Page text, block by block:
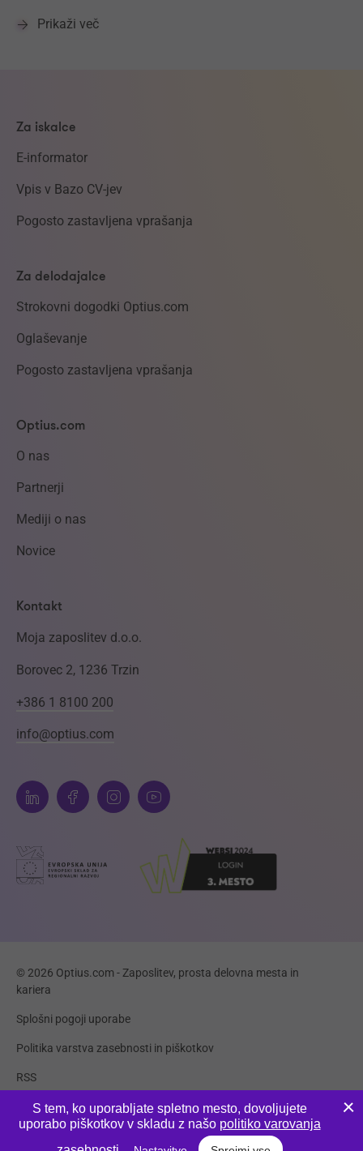
Prikaži več
Za iskalce
E-informator
Vpis v Bazo CV-jev
Pogosto zastavljena vprašanja
Za delodajalce
Strokovni dogodki Optius.com
Oglaševanje
Pogosto zastavljena vprašanja
Optius.com
O nas
Partnerji
Mediji o nas
Novice
Kontakt
Moja zaposlitev d.o.o.
Borovec 2, 1236 Trzin
+386 1 8100 200
info@optius.com
© 2026 Optius.com - Zaposlitev, prosta delovna mesta in
kariera
Splošni pogoji uporabe
Politika varstva zasebnosti in piškotkov
RSS
Piškotki
S tem, ko uporabljate spletno mesto, dovoljujete
uporabo piškotkov v skladu z našo politiko varovanja